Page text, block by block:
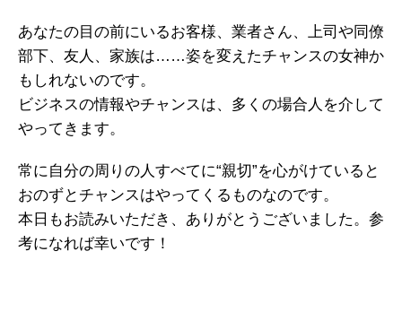
あなたの目の前にいるお客様、業者さん、上司や同僚
部下、友人、家族は……姿を変えたチャンスの女神か
もしれないのです。
ビジネスの情報やチャンスは、多くの場合人を介して
やってきます。
常に自分の周りの人すべてに“親切”を心がけていると
おのずとチャンスはやってくるものなのです。
本日もお読みいただき、ありがとうございました。参
考になれば幸いです！